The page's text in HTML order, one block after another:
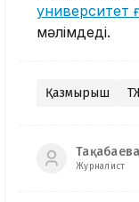
мәлімдеді.
Қазмырыш
Журналист